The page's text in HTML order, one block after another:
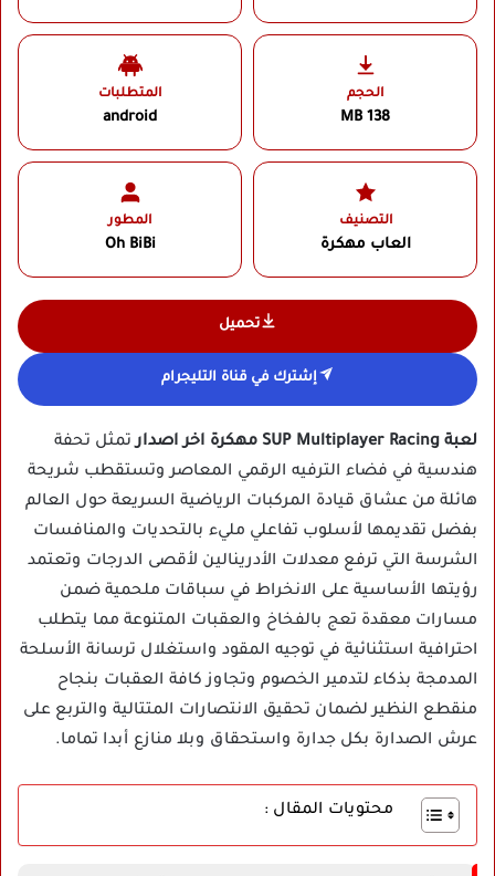
الحجم
138 MB
المتطلبات
android
التصنيف
العاب مهكرة
المطور
Oh BiBi
تحميل
إشترك في قناة التليجرام
لعبة SUP Multiplayer Racing مهكرة اخر اصدار
تمثل تحفة
هندسية في فضاء الترفيه الرقمي المعاصر وتستقطب شريحة
هائلة من عشاق قيادة المركبات الرياضية السريعة حول العالم
بفضل تقديمها لأسلوب تفاعلي مليء بالتحديات والمنافسات
الشرسة التي ترفع معدلات الأدرينالين لأقصى الدرجات وتعتمد
رؤيتها الأساسية على الانخراط في سباقات ملحمية ضمن
مسارات معقدة تعج بالفخاخ والعقبات المتنوعة مما يتطلب
احترافية استثنائية في توجيه المقود واستغلال ترسانة الأسلحة
المدمجة بذكاء لتدمير الخصوم وتجاوز كافة العقبات بنجاح
منقطع النظير لضمان تحقيق الانتصارات المتتالية والتربع على
عرش الصدارة بكل جدارة واستحقاق وبلا منازع أبدا تماما.
محتويات المقال :